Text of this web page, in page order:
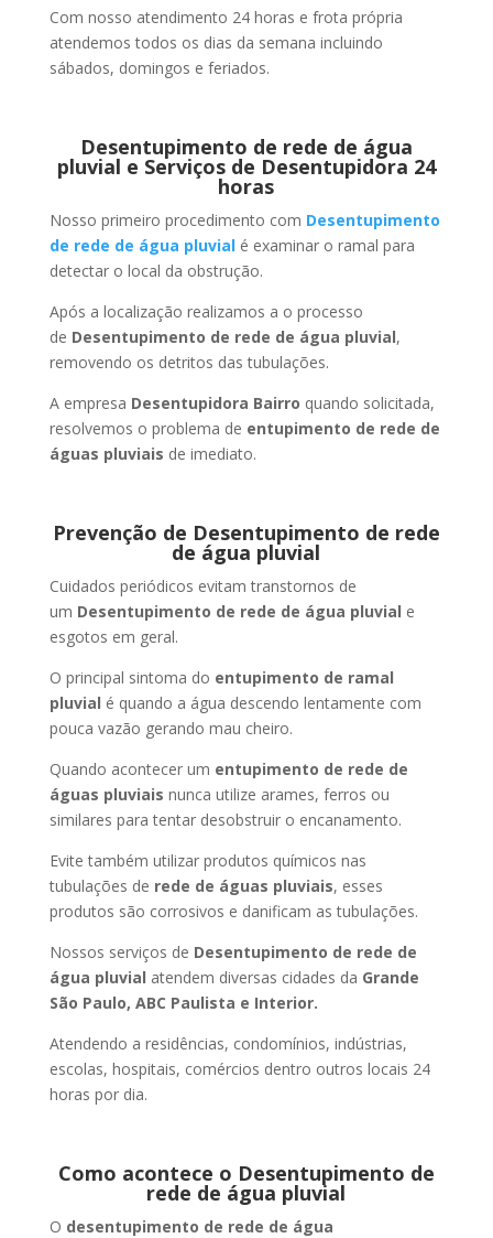
Com nosso atendimento 24 horas e frota própria
atendemos todos os dias da semana incluindo
sábados, domingos e feriados.
Desentupimento de rede de água
pluvial e Serviços de Desentupidora 24
horas
Nosso primeiro procedimento com Desentupimento
de rede de água pluvialé examinar o ramal para
detectar o local da obstrução.
Após a localização realizamos a o processo
de Desentupimento de rede de água pluvial,
removendo os detritos das tubulações.
A empresa Desentupidora Bairro quando solicitada,
resolvemos o problema de entupimento de rede de
águas pluviais de imediato.
Prevenção de Desentupimento de rede
de água pluvial
Cuidados periódicos evitam transtornos de
um Desentupimento de rede de água pluvial e
esgotos em geral.
O principal sintoma do entupimento de ramal
pluvial é quando a água descendo lentamente com
pouca vazão gerando mau cheiro.
Quando acontecer um entupimento de rede de
águas pluviais nunca utilize arames, ferros ou
similares para tentar desobstruir o encanamento.
Evite também utilizar produtos químicos nas
tubulações de rede de águas pluviais, esses
produtos são corrosivos e danificam as tubulações.
Nossos serviços de Desentupimento de rede de
água pluvial atendem diversas cidades da Grande
São Paulo, ABC Paulista e Interior.
Atendendo a residências, condomínios, indústrias,
escolas, hospitais, comércios dentro outros locais 24
horas por dia.
Como acontece o Desentupimento de
rede de água pluvial
O desentupimento de rede de água